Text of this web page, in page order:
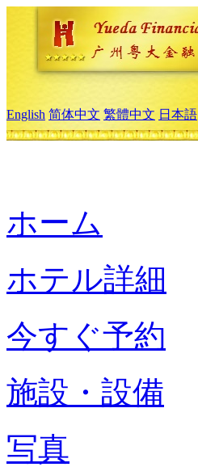
English 简体中文 繁體中文 日本語
ホーム
ホテル詳細
今すぐ予約
施設・設備
写真